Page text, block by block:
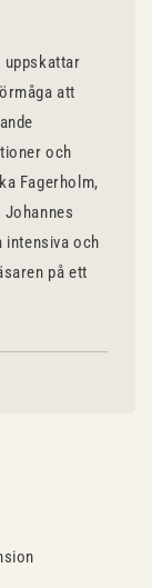
att
och
Fagerholm,
intensiva och
på ett